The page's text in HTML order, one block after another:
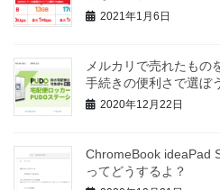
2021年1月6日
メルカリで売れたもの
手続きの便利さで選ぼ
2020年12月22日
ChromeBook ideaPad
ってどうするよ？